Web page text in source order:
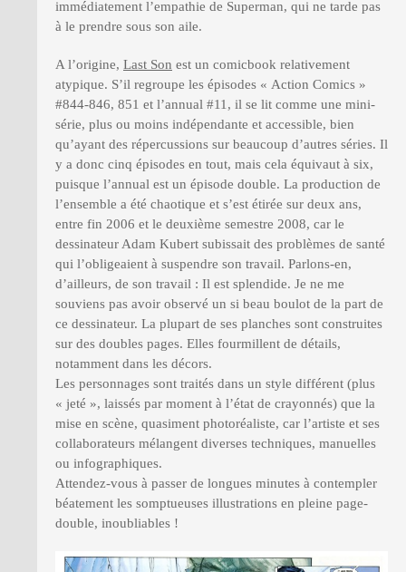
immédiatement l’empathie de Superman, qui ne tarde pas
à le prendre sous son aile.
A l’origine, Last Son est un comicbook relativement
atypique. S’il regroupe les épisodes « Action Comics »
#844-846, 851 et l’annual #11, il se lit comme une mini-
série, plus ou moins indépendante et accessible, bien
qu’ayant des répercussions sur beaucoup d’autres séries. Il
y a donc cinq épisodes en tout, mais cela équivaut à six,
puisque l’annual est un épisode double. La production de
l’ensemble a été chaotique et s’est étirée sur deux ans,
entre fin 2006 et le deuxième semestre 2008, car le
dessinateur Adam Kubert subissait des problèmes de santé
qui l’obligeaient à suspendre son travail. Parlons-en,
d’ailleurs, de son travail : Il est splendide. Je ne me
souviens pas avoir observé un si beau boulot de la part de
ce dessinateur. La plupart de ses planches sont construites
sur des doubles pages. Elles fourmillent de détails,
notamment dans les décors.
Les personnages sont traités dans un style différent (plus
« jeté », laissés par moment à l’état de crayonnés) que la
mise en scène, quasiment photoréaliste, car l’artiste et ses
collaborateurs mélangent diverses techniques, manuelles
ou infographiques.
Attendez-vous à passer de longues minutes à contempler
béatement les somptueuses illustrations en pleine page-
double, inoubliables !